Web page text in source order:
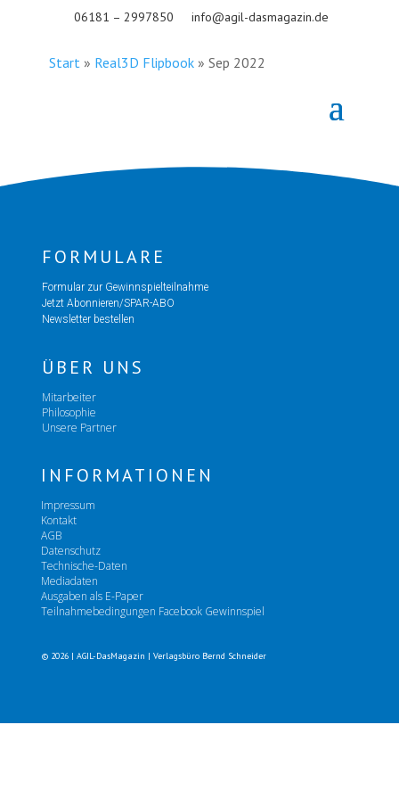
06181 – 2997850 info@agil-dasmagazin.de
Start» Real3D Flipbook» Sep 2022
FORMULARE
Formular zur Gewinnspielteilnahme
Jetzt Abonnieren/SPAR-ABO
Newsletter bestellen
ÜBER UNS
Mitarbeiter
Philosophie
Unsere Partner
INFORMATIONEN
Impressum
Kontakt
AGB
Datenschutz
Technische-Daten
Mediadaten
Ausgaben als E-Paper
Teilnahmebedingungen Facebook Gewinnspiel
© 2026 | AGIL-DasMagazin | Verlagsbüro Bernd Schneider